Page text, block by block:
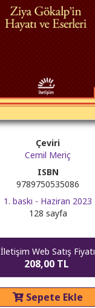
Çeviri
Cemil Meriç
ISBN
9789750535086
1. baskı - Haziran 2023
128 sayfa
İletişim Web Satış Fiyatı
208,00 TL
Sepete Ekle